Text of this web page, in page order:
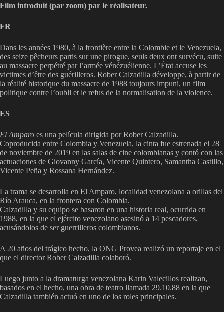
Film introduit (par zoom) par le réalisateur.
FR
Dans les années 1980, à la frontière entre la Colombie et le Venezuela,
des seize pêcheurs partis sur une pirogue, seuls deux ont survécu, suite
au massacre perpétré par l’armée vénézuélienne. L’État accuse les
victimes d’être des guérilleros. Rober Calzadilla développe, à partir de
la réalité historique du massacre de 1988 toujours impuni, un film
politique contre l’oubli et le refus de la normalisation de la violence.
ES
El Amparo es una película dirigida por Rober Calzadilla.
Coproducida entre Colombia y Venezuela, la cinta fue estrenada el 28
de noviembre de 2019 en las salas de cine colombianas y contó con las
actuaciones de Giovanny García, Vicente Quintero, Samantha Castillo,
Vicente Peña y Rossana Hernández.
La trama se desarrolla en El Amparo, localidad venezolana a orillas del
Río Arauca, en la frontera con Colombia.​
Calzadilla y su equipo se basaron en una historia real, ocurrida en
1988, en la que el ejército venezolano asesinó a 14 pescadores,
acusándolos de ser guerrilleros colombianos.
A 20 años del trágico hecho, la ONG Provea realizó un reportaje en el
que el director Rober Calzadilla colaboró.
Luego junto a la dramaturga venezolana Karin Valecillos realizan,
basados en el hecho, una obra de teatro llamada 29.10.88 en la que
Calzadilla también actuó en uno de los roles principales.